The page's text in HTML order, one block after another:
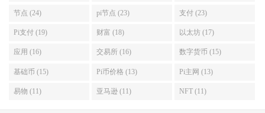
节点 (24) pi节点 (23) 支付 (23)
Pi支付 (19) 财富 (18) 以太坊 (17)
应用 (16) 交易所 (16) 数字货币 (15)
基础币 (15) Pi币价格 (13) Pi主网 (13)
易物 (11) 亚马逊 (11) NFT (11)